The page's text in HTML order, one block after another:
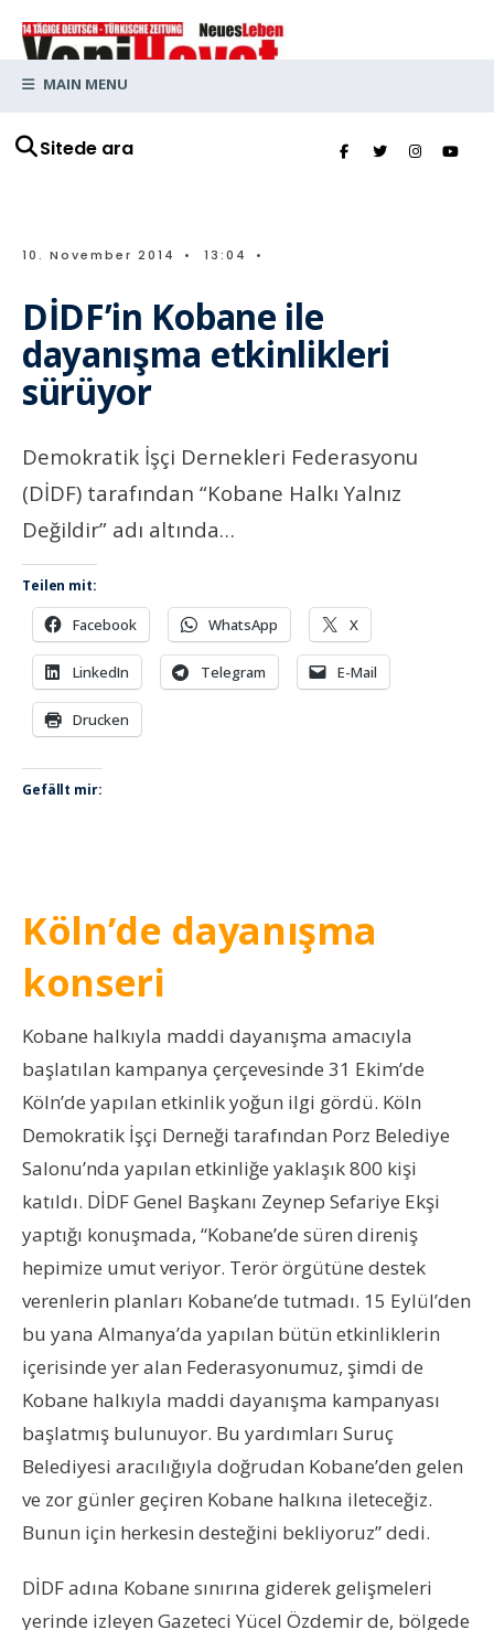
Sitede ara
MAIN MENU
10. November 2014 • 13:04 •
DİDF’in Kobane ile
dayanışma etkinlikleri
sürüyor
Demokratik İşçi Dernekleri Federasyonu
(DİDF) tarafından “Kobane Halkı Yalnız
Değildir” adı altında…
Teilen mit:
Facebook WhatsApp X
LinkedIn Telegram E-Mail
Drucken
Gefällt mir:
Köln’de dayanışma
konseri
Kobane halkıyla maddi dayanışma amacıyla
başlatılan kampanya çerçevesinde 31 Ekim’de
Köln’de yapılan etkinlik yoğun ilgi gördü. Köln
Demokratik İşçi Derneği tarafından Porz Belediye
Salonu’nda yapılan etkinliğe yaklaşık 800 kişi
katıldı. DİDF Genel Başkanı Zeynep Sefariye Ekşi
yaptığı konuşmada, “Kobane’de süren direniş
hepimize umut veriyor. Terör örgütüne destek
verenlerin planları Kobane’de tutmadı. 15 Eylül’den
bu yana Almanya’da yapılan bütün etkinliklerin
içerisinde yer alan Federasyonumuz, şimdi de
Kobane halkıyla maddi dayanışma kampanyası
başlatmış bulunuyor. Bu yardımları Suruç
Belediyesi aracılığıyla doğrudan Kobane’den gelen
ve zor günler geçiren Kobane halkına ileteceğiz.
Bunun için herkesin desteğini bekliyoruz” dedi.
DİDF adına Kobane sınırına giderek gelişmeleri
yerinde izleyen Gazeteci Yücel Özdemir de, bölgede